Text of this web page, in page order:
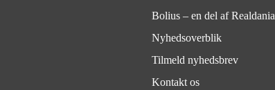
Bolius – en del af Realdania
Nyhedsoverblik
Tilmeld nyhedsbrev
Kontakt os